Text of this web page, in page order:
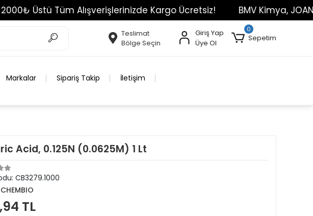
Üstü Tüm Alışverişlerinizde Kargo Ücretsiz! BMV Kimya, JOANLAB
Teslimat
Bölge Seçin
Giriş Yap
Üye Ol
0
Sepetim
Markalar Sipariş Takip İletişim
Acid, 0.125N (0.0625M) 1 Lt
CB3279.1000
CHEMBIO
TL